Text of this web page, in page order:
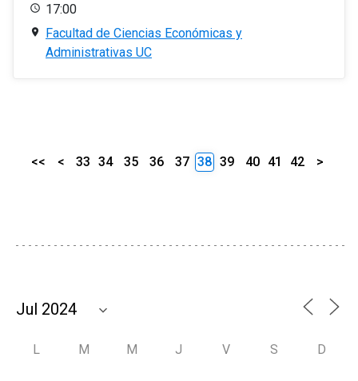
17:00
Facultad de Ciencias Económicas y
Administrativas UC
<< < 33 34 35 36 37 38 39 40 41 42 >
L M M J V S D